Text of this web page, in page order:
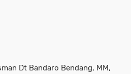
Dt Bandaro Bendang, MM,